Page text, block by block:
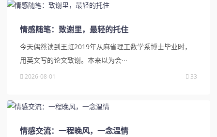
情感随笔：致谢里，最轻的托住
今天偶然读到王虹2019年从麻省理工数学系博士毕业时，
用英文写的论文致谢。本来以为会···
2026-08-01 33
情感交流：一程晚风，一念温情